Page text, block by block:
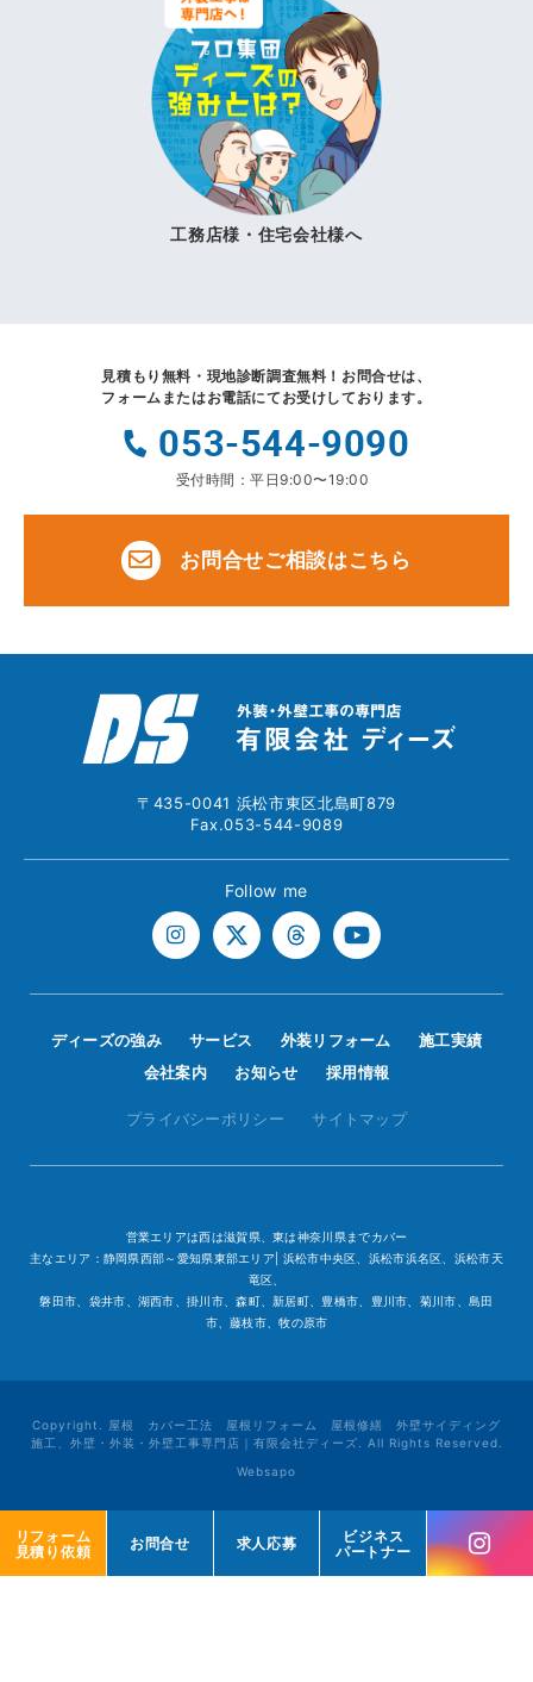
リフォーム
見積り依頼
お問合せ 求人応募
ビジネス
パートナー
リフォーム
見積り依頼
お問合せ 求人応募
ビジネス
パートナー
工務店様・住宅会社様へ
見積もり無料・現地診断調査無料！ お問合せは、
フォームまたはお電話にてお受けしております。
053-544-9090
受付時間：平日9:00〜19:00
お問合せご相談はこちら
〒435-0041 浜松市東区北島町879
Fax.053-544-9089
Follow me
ディーズの強み サービス 外装リフォーム
施工実績
会社案内
お知らせ 採用情報
プライバシーポリシー サイトマップ
営業エリアは西は滋賀県、東は神奈川県までカバー
主なエリア：静岡県西部～愛知県東部エリア| 浜松市中央区、浜松市浜名区、浜松市天
竜区、
磐田市、袋井市、湖西市、掛川市、森町、新居町、豊橋市、豊川市、菊川市、島田
市、藤枝市、牧の原市
Copyright. 屋根 カバー工法 屋根リフォーム 屋根修繕 外壁サイディング
施工、外壁・外装・外壁工事専門店｜有限会社ディーズ. All Rights Reserved.
Websapo